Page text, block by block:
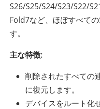
S26/S25/S24/S23/S22/
Fold7など、ほぼすべて
す。
主な特徴:
削除されたすべての
に復元します。
デバイスをルート化